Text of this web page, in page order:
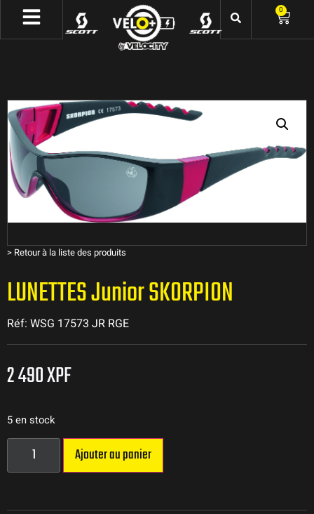
0
> Retour à la liste des produits
LUNETTES Junior SKORPION
Réf: WSG 17573 JR RGE
2 490XPF
5 en stock
Ajouter au panier